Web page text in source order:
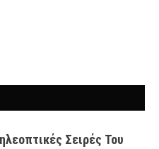
Σειρές Του